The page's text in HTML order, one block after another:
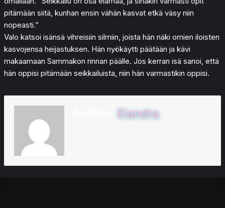
pitämään siitä, kunhan ensin vähän kasvat etkä väsy niin
nopeasti.”
Valo katsoi isänsä vihreisiin silmiin, joista hän näki omien iloisten
kasvojensa heijastuksen. Hän nyökäytti päätään ja kävi
makaamaan Sammakon rinnan päälle. Jos kerran isä sanoi, että
hän oppisi pitämään seikkailuista, niin hän varmastikin oppisi.
Elandra